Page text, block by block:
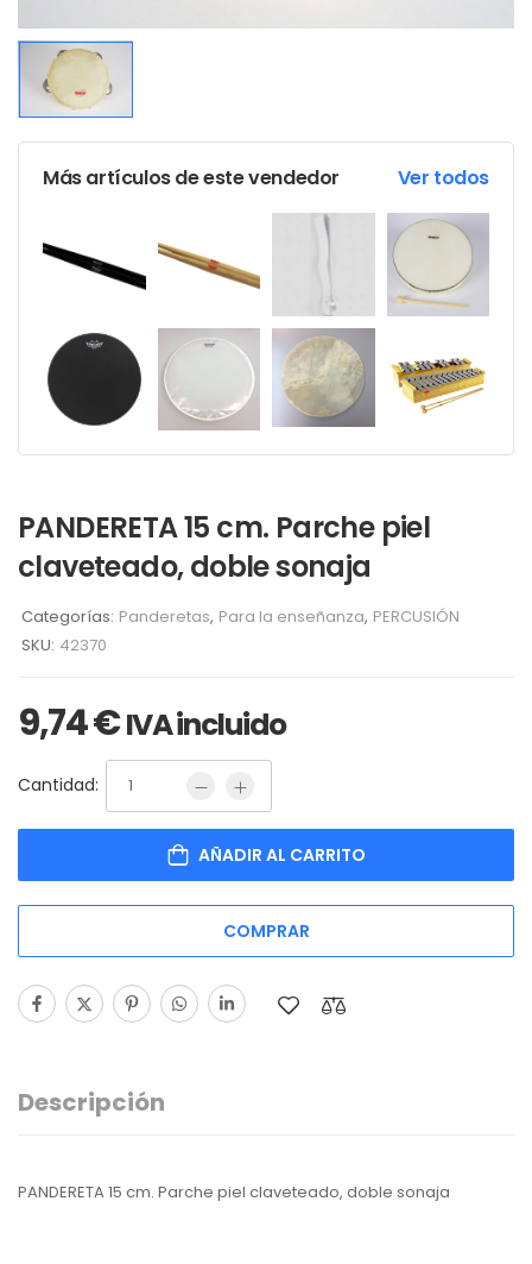
Más artículos de este vendedor Ver todos
PANDERETA 15 cm. Parche piel
claveteado, doble sonaja
Categorías: Panderetas, Para la enseñanza, PERCUSIÓN
SKU: 42370
9,74€ IVA incluido
Cantidad:
AÑADIR AL CARRITO
COMPRAR
Descripción
PANDERETA 15 cm. Parche piel claveteado, doble sonaja